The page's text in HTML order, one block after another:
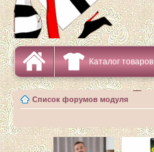
Каталог товаров
Список форумов модуля